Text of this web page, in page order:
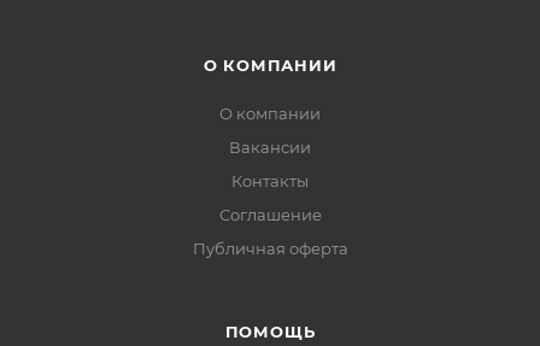
О КОМПАНИИ
О компании
Вакансии
Контакты
Соглашение
Публичная оферта
ПОМОЩЬ